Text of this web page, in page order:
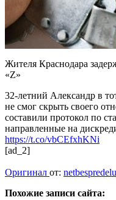
Жителя Краснодара
«Z»
32-летний Александр в
не смог скрыть своего
составили протокол по
направленные на
https://t.co/vbCEfxhKNi
[ad_2]
Оригинал от: netbespredelu
Похожие записи сайта: